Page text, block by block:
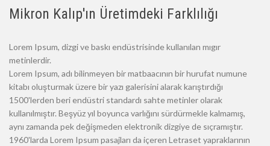
Mikron Kalıp'ın Üretimdeki Farklılığı
Lorem Ipsum, dizgi ve baskı endüstrisinde kullanılan mıgır
metinlerdir.
Lorem Ipsum, adı bilinmeyen bir matbaacının bir hurufat numune
kitabı oluşturmak üzere bir yazı galerisini alarak karıştırdığı
1500'lerden beri endüstri standardı sahte metinler olarak
kullanılmıştır. Beşyüz yıl boyunca varlığını sürdürmekle kalmamış,
aynı zamanda pek değişmeden elektronik dizgiye de sıçramıştır.
1960'larda Lorem Ipsum pasajları da içeren Letraset yapraklarının